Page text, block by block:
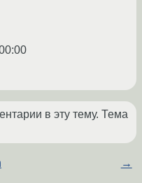
в эту тему. Тема
→